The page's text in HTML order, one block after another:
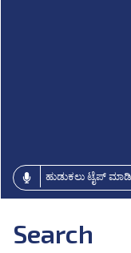
Search